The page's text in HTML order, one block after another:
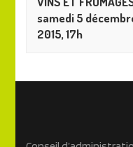
samedi 5
2015, 17h